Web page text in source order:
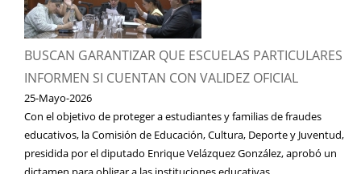
BUSCAN GARANTIZAR QUE ESCUELAS PARTICULARES
INFORMEN SI CUENTAN CON VALIDEZ OFICIAL
25-Mayo-2026
Con el objetivo de proteger a estudiantes y familias de fraudes
educativos, la Comisión de Educación, Cultura, Deporte y Juventud,
presidida por el diputado Enrique Velázquez González, aprobó un